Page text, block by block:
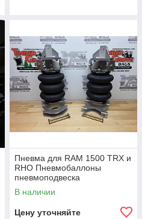
Пневма для RAM 1500 TRX и
RHO Пневмобаллоны
пневмоподвеска
пневмоамортизаторы
пневмоподушки
В наличии
Цену уточняйте